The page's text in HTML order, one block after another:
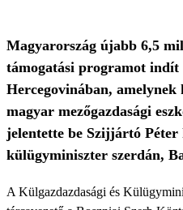
Magyarország újabb 6,5
támogatási programot indít
Hercegovinában, amelynek
magyar mezőgazdasági
jelentette be Szijjártó Péter
külügyminiszter szerdán,
A Külgazdazdasági és